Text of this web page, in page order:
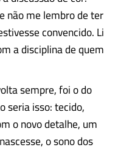
não me lembro de ter
convencido. Li
a disciplina de quem
sempre, foi o do
seria isso: tecido,
o novo detalhe, um
o sono dos